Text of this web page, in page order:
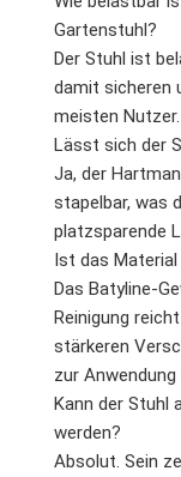
Gartenstuhl?
Der Stuhl ist
damit sicheren
meisten Nutzer.
Lässt sich der
Ja, der
stapelbar, was
platzsparende
Ist das
Das Batyline-
Reinigung
stärkeren
zur Anwendung
Kann der Stuhl
werden?
Absolut. Sein